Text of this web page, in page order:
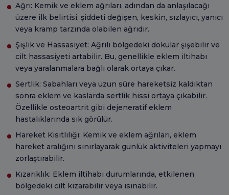
Ağrı: Kemik ve eklem ağrıları, adından da anlaşılacağı
üzere ilk belirtisi, şiddeti değişen, keskin, sızlayıcı, yanıcı
veya kramp tarzında olabilen ağrıdır.
Şişlik ve Hassasiyet: Ağrılı bölgedeki dokular şişebilir ve
cilt hassasiyeti artabilir. Bu, genellikle eklem iltihabı
veya yaralanmalara bağlı olarak ortaya çıkar.
Sertlik: Sabahları veya uzun süre hareketsiz kaldıktan
sonra eklem ve kaslarda sertlik hissi ortaya çıkabilir.
Özellikle osteoartrit gibi dejeneratif eklem
hastalıklarında sık görülür.
Hareket Kısıtlılığı: Kemik ve eklem ağrıları, eklem
hareket aralığını sınırlayarak günlük aktiviteleri yapmayı
zorlaştırabilir.
Kızarıklık: Eklem iltihabı durumlarında, etkilenen
bölgedeki cilt kızarabilir veya ısınabilir.